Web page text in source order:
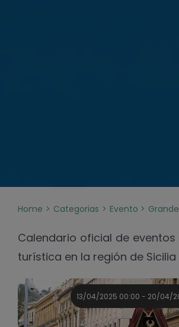
Home Categorias Evento
Calendario oficial de
turística en la región de Sicilia
13/04/2025 00:00 - 20/04/